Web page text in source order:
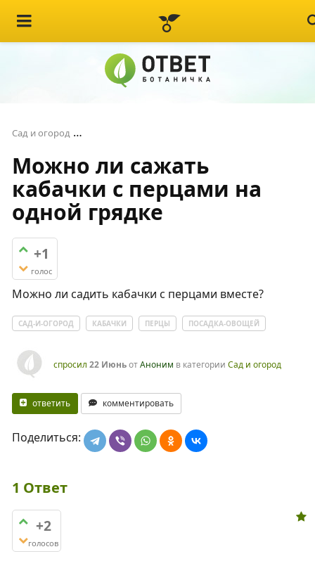
Сад и огород
Можно ли сажать
кабачки с перцами на
одной грядке
+1
голос
Можно ли садить кабачки с перцами вместе?
САД-И-ОГОРОД КАБАЧКИ ПЕРЦЫ ПОСАДКА-ОВОЩЕЙ
спросил 22 ИюньотАноним в категории Сад и огород
ответить комментировать
Поделиться:
1 Ответ
+2
голосов